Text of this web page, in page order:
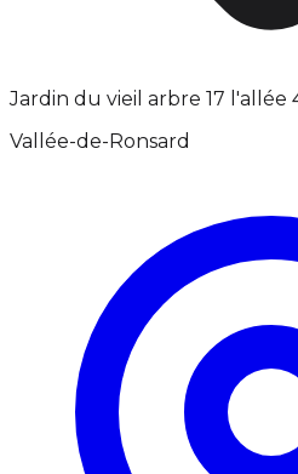
Jardin du vieil arbre 17 l'allée
Vallée-de-Ronsard